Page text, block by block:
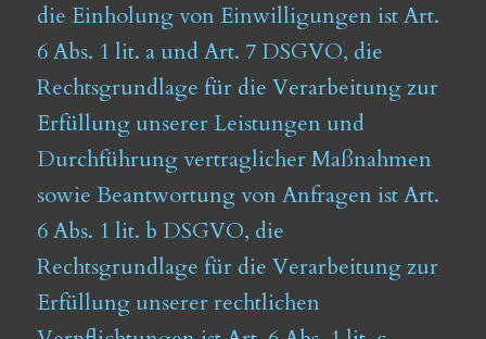
die Einholung von Einwilligungen ist Art.
6 Abs. 1 lit. a und Art. 7 DSGVO, die
Rechtsgrundlage für die Verarbeitung zur
Erfüllung unserer Leistungen und
Durchführung vertraglicher Maßnahmen
sowie Beantwortung von Anfragen ist Art.
6 Abs. 1 lit. b DSGVO, die
Rechtsgrundlage für die Verarbeitung zur
Erfüllung unserer rechtlichen